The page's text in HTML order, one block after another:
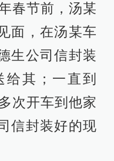
春节前，汤某
面，在汤某车
生公司信封装
其；一直到
次开车到他家
信封装好的现